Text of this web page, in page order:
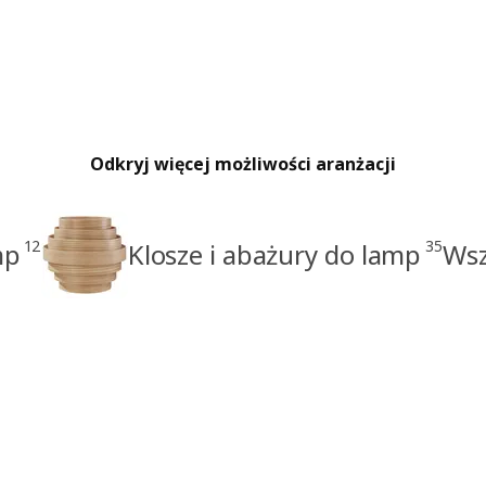
Odkryj więcej możliwości aranżacji
12 Klosze i abażury do lamp 35